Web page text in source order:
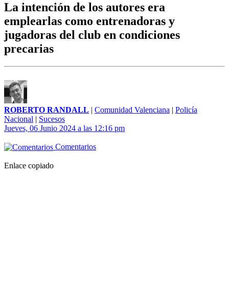
La intención de los autores era
emplearlas como entrenadoras y
jugadoras del club en condiciones
precarias
ROBERTO RANDALL | Comunidad Valenciana | Policía
Nacional | Sucesos
Jueves, 06 Junio 2024 a las 12:16 pm
Comentarios
Enlace copiado